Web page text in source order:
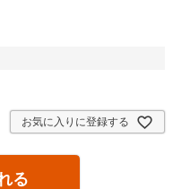
お気に入りに登録する
る